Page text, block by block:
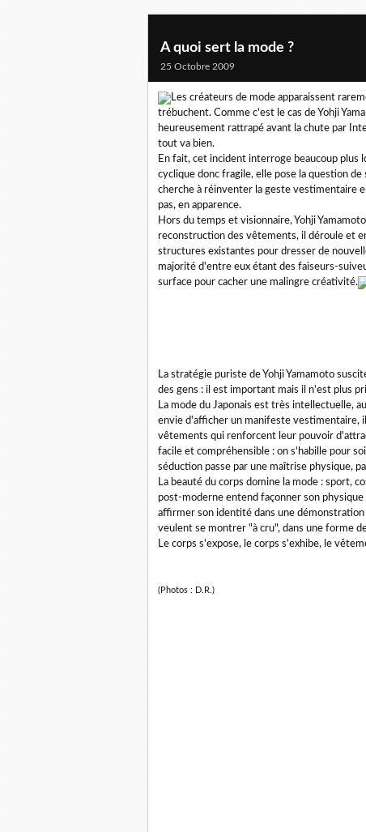
A quoi sert la mode ?
25 Octobre 2009
Les créateurs de mode apparaissent
trébuchent. Comme c'est le cas de Yohji
heureusement rattrapé avant la chute par
tout va bien.
En fait, cet incident interroge beaucoup plus
cyclique donc fragile, elle pose la question
cherche à réinventer la geste vestimentaire
pas, en apparence.
Hors du temps et visionnaire, Yohji
reconstruction des vêtements, il déroule et
structures existantes pour dresser de
majorité d'entre eux étant des faiseurs-
surface pour cacher une malingre créativité.
La stratégie puriste de Yohji Yamamoto
des gens : il est important mais il n'est plus
La mode du Japonais est très intellectuelle,
envie d'afficher un manifeste vestimentaire,
vêtements qui renforcent leur pouvoir
facile et compréhensible : on s'habille pour
séduction passe par une maîtrise physique,
La beauté du corps domine la mode : sport,
post-moderne entend façonner son
affirmer son identité dans une
veulent se montrer "à cru", dans une forme
Le corps s'expose, le corps s'exhibe, le
(Photos : D.R.)